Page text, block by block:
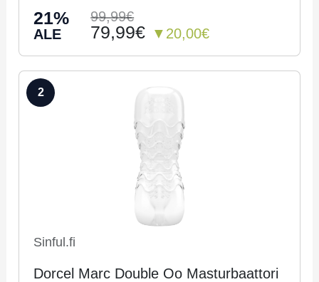
21%
ALE
99,99€
79,99€ ▼20,00€
2
Sinful.fi
Dorcel Marc Double Oo Masturbaattori